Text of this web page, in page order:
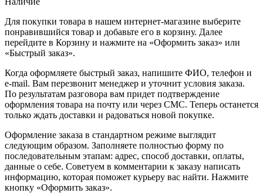
Для покупки товара в нашем интернет-магазине выберите
понравившийся товар и добавьте его в корзину. Далее
перейдите в Корзину и нажмите на «Оформить заказ» или
«Быстрый заказ».
Когда оформляете быстрый заказ, напишите ФИО, телефон и
e-mail. Вам перезвонит менеджер и уточнит условия заказа.
По результатам разговора вам придет подтверждение
оформления товара на почту или через СМС. Теперь останется
только ждать доставки и радоваться новой покупке.
Оформление заказа в стандартном режиме выглядит
следующим образом. Заполняете полностью форму по
последовательным этапам: адрес, способ доставки, оплаты,
данные о себе. Советуем в комментарии к заказу написать
информацию, которая поможет курьеру вас найти. Нажмите
кнопку «Оформить заказ».